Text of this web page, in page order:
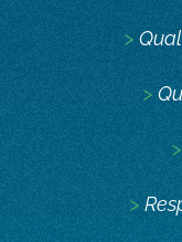
>
>
>
>